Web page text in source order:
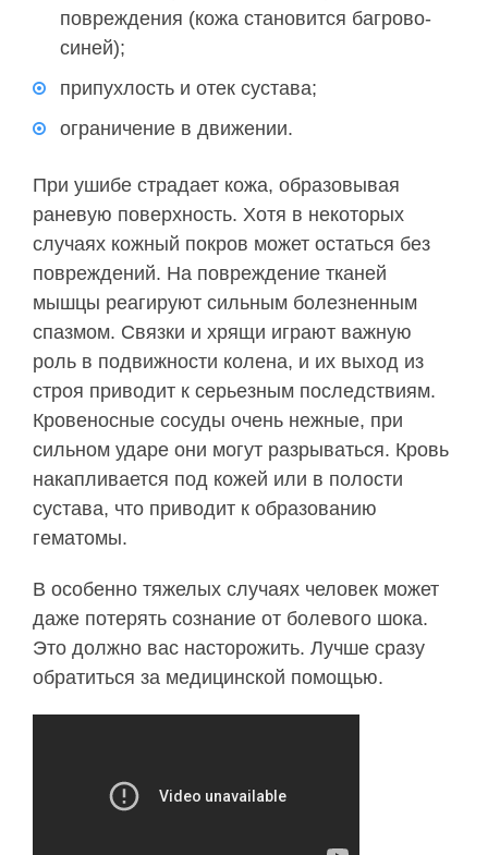
повреждения (кожа становится багрово-
синей);
припухлость и отек сустава;
ограничение в движении.
При ушибе страдает кожа, образовывая
раневую поверхность. Хотя в некоторых
случаях кожный покров может остаться без
повреждений. На повреждение тканей
мышцы реагируют сильным болезненным
спазмом. Связки и хрящи играют важную
роль в подвижности колена, и их выход из
строя приводит к серьезным последствиям.
Кровеносные сосуды очень нежные, при
сильном ударе они могут разрываться. Кровь
накапливается под кожей или в полости
сустава, что приводит к образованию
гематомы.
В особенно тяжелых случаях человек может
даже потерять сознание от болевого шока.
Это должно вас насторожить. Лучше сразу
обратиться за медицинской помощью.